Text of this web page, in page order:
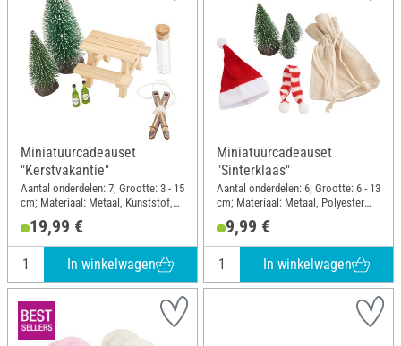
Miniatuurcadeauset
"Kerstvakantie"
Aantal onderdelen: 7; Grootte: 3 - 15
cm; Materiaal: Metaal, Kunststof,
19,99 €
In winkelwagen
Miniatuurcadeauset
"Sinterklaas"
Aantal onderdelen: 6; Grootte: 6 - 13
cm; Materiaal: Metaal, Polyester
9,99 €
In winkelwagen